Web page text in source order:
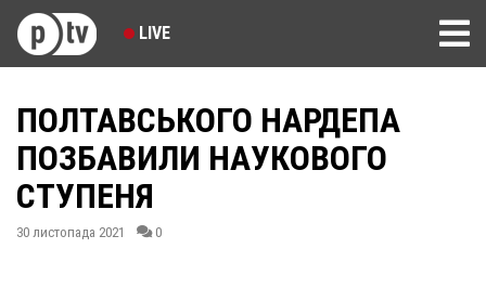
LIVE
ПОЛТАВСЬКОГО НАРДЕПА
ПОЗБАВИЛИ НАУКОВОГО
СТУПЕНЯ
30 листопада 2021 0